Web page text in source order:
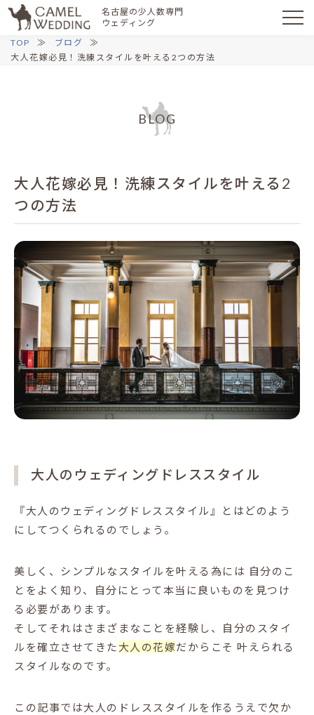
名古屋の少人数専門
ウェディング
TOP
ブログ
大人花嫁必見！洗練スタイルを叶える2つの方法
BLOG
大人花嫁必見！洗練スタイルを叶える2
つの方法
大人のウェディングドレススタイル
『大人のウェディングドレススタイル』とはどのよう
にしてつくられるのでしょう。
美しく、シンプルなスタイルを叶える為には 自分のこ
とをよく知り、自分にとって本当に良いものを見つけ
る必要があります。
そしてそれはさまざまなことを経験し、自分のスタイ
ルを確立させてきた 大人の花嫁だからこそ 叶えられる
スタイルなのです。
この記事では大人のドレススタイルを作るうえで欠か